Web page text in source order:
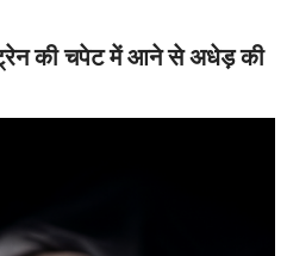
की चपेट में आने से अधेड़ की